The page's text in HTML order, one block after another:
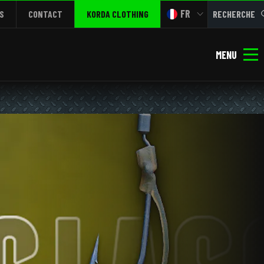
CONTACT KORDA CLOTHING FR RECHERCHE
MENU